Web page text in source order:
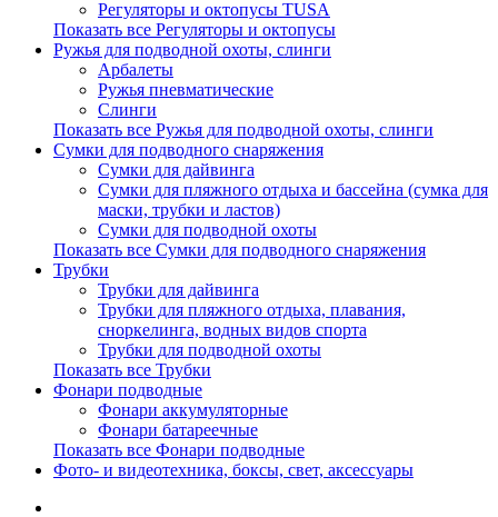
Регуляторы и октопусы TUSA
Показать все Регуляторы и октопусы
Ружья для подводной охоты, слинги
Арбалеты
Ружья пневматические
Слинги
Показать все Ружья для подводной охоты, слинги
Сумки для подводного снаряжения
Сумки для дайвинга
Сумки для пляжного отдыха и бассейна (сумка для
маски, трубки и ластов)
Сумки для подводной охоты
Показать все Сумки для подводного снаряжения
Трубки
Трубки для дайвинга
Трубки для пляжного отдыха, плавания,
сноркелинга, водных видов спорта
Трубки для подводной охоты
Показать все Трубки
Фонари подводные
Фонари аккумуляторные
Фонари батареечные
Показать все Фонари подводные
Фото- и видеотехника, боксы, свет, аксессуары